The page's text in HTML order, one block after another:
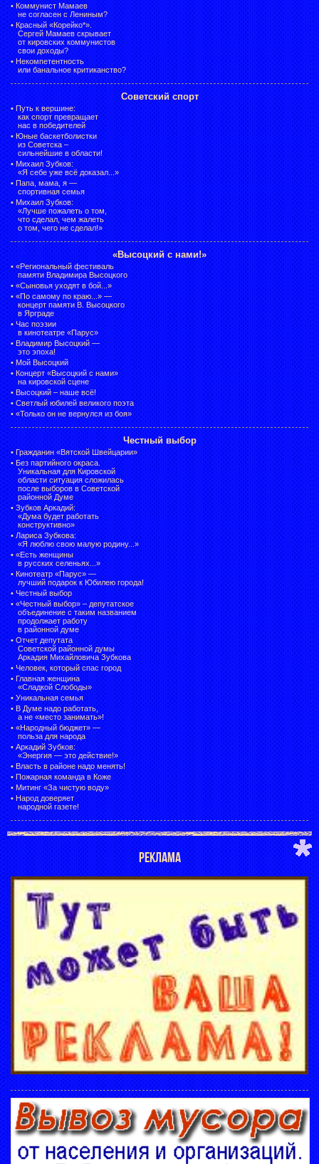
• Коммунист Мамаев
не согласен с Лениным?
• Красный «Корейко*».
Сергей Мамаев скрывает
от кировских коммунистов
свои доходы?
• Некомпетентность
или банальное критиканство?
Советский спорт
• Путь к вершине:
как спорт превращает
нас в победителей
• Юные баскетболистки
из Советска –
сильнейшие в области!
• Михаил Зубков:
«Я себе уже всё доказал...»
• Папа, мама, я —
спортивная семья
• Михаил Зубков:
«Лучше пожалеть о том,
что сделал, чем жалеть
о том, чего не сделал!»
«Высоцкий с нами!»
• «Региональный фестиваль
памяти Владимира Высоцкого
• «Сыновья уходят в бой...»
• «По самому по краю...» —
концерт памяти В. Высоцкого
в Ярграде
• Час поэзии
в кинотеатре «Парус»
• Владимир Высоцкий —
это эпоха!
• Мой Высоцкий
• Концерт «Высоцкий с нами»
на кировской сцене
• Высоцкий – наше всё!
• Светлый юбилей великого поэта
• «Только он не вернулся из боя»
Честный выбор
• Гражданин «Вятской Швейцарии»
• Без партийного окраса.
Уникальная для Кировской
области ситуация сложилась
после выборов в Советской
районной Думе
• Зубков Аркадий:
«Дума будет работать
конструктивно»
• Лариса Зубкова:
«Я люблю свою малую родину...»
• «Есть женщины
в русских селеньях...»
• Кинотеатр «Парус» —
лучший подарок к Юбилею города!
• Честный выбор
• «Честный выбор» – депутатское
объединение с таким названием
продолжает работу
в районной думе
• Отчет депутата
Советской районной думы
Аркадия Михайловича Зубкова
• Человек, который спас город
• Главная женщина
«Сладкой Слободы»
• Уникальная семья
• В Думе надо работать,
а не «место занимать»!
• «Народный бюджет» —
польза для народа
• Аркадий Зубков:
«Энергия — это действие!»
• Власть в районе надо менять!
• Пожарная команда в Коже
• Митинг «За чистую воду»
• Народ доверяет
народной газете!
РЕКЛАМА